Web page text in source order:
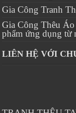
Gia Công Tranh
Gia Công Thêu
phẩm ứng dụng từ
LIÊN HỆ VỚI